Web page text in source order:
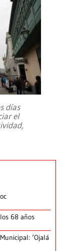
días
el
68 años
‘Ojalá